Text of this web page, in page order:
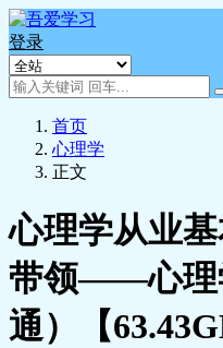
登录
首页
心理学
正文
心理学从业
带领——心理
通）【